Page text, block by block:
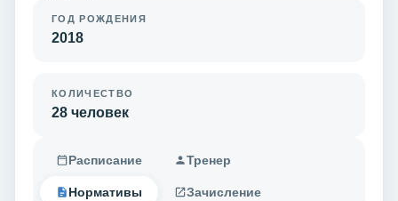
ГОД РОЖДЕНИЯ
2018
КОЛИЧЕСТВО
28 человек
Расписание Тренер
Нормативы Зачисление